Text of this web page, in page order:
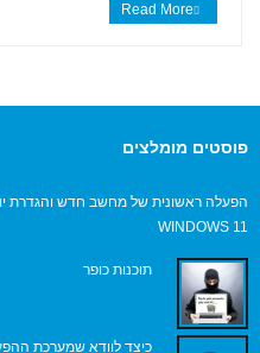
Read More
פוסטים מומלצים
הפעלה ראשונית של מחשב חדש והגדרת
WINDOWS 11
תוכנות כופר
כיצד לוודא שמערכת